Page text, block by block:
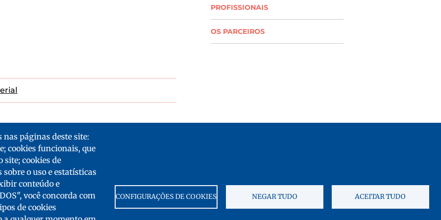
PROFISSIONAIS
OS PARCEIROS
nas páginas deste site:
cookies funcionais, que
cookies de
o uso e estatísticas
conteúdo e
você concorda com
de cookies
CONFIGURAÇÕES DE COOKIES NEGAR TUDO ACEITAR TUDO